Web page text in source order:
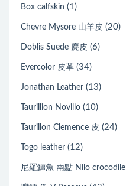
Box calfskin (1)
Chevre Mysore 山羊皮 (20)
Doblis Suede 麂皮 (6)
Evercolor 皮革 (34)
Jonathan Leather (13)
Taurillion Novillo (10)
Taurillon Clemence 皮 (24)
Togo leather (12)
尼羅鱷魚 兩點 Nilo crocodile